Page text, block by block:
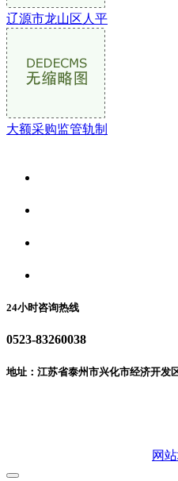
辽源市龙山区人平
大额采购监管轨制
24小时咨询热线
0523-83260038
地址：江苏省泰州市兴化市经济开发
网